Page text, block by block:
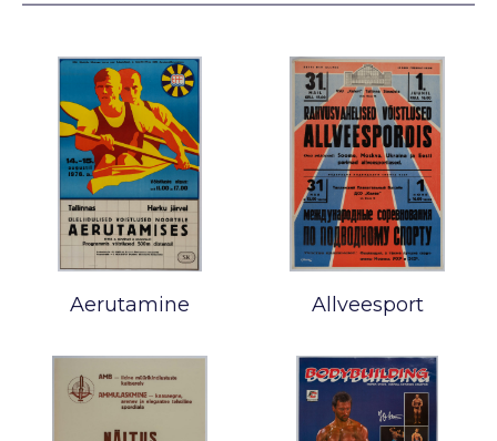
Aerutamine Allveesport